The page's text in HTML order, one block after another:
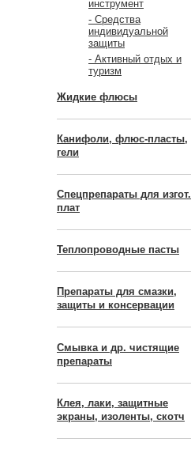
инструмент
- Средства
индивидуальной
защиты
- Активный отдых и
туризм
Жидкие флюсы
Канифоли, флюс-пласты,
гели
Спецпрепараты для изгот.
плат
Теплопроводные пасты
Препараты для смазки,
защиты и консервации
Смывка и др. чистящие
препараты
Клея, лаки, защитные
экраны, изоленты, скотч